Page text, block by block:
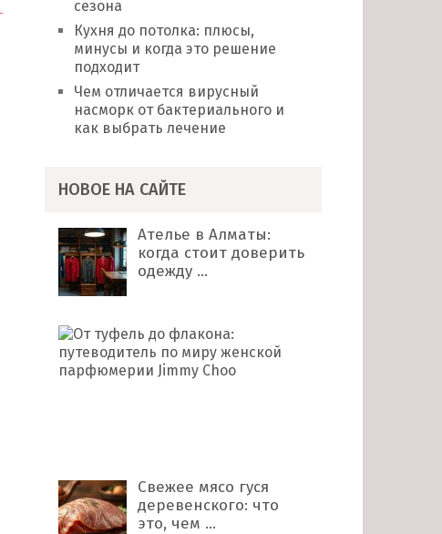
сезона
Кухня до потолка: плюсы,
минусы и когда это решение
подходит
Чем отличается вирусный
насморк от бактериального и
как выбрать лечение
НОВОЕ НА САЙТЕ
Ателье в Алматы:
когда стоит доверить
одежду …
Свежее мясо гуся
деревенского: что
это, чем …